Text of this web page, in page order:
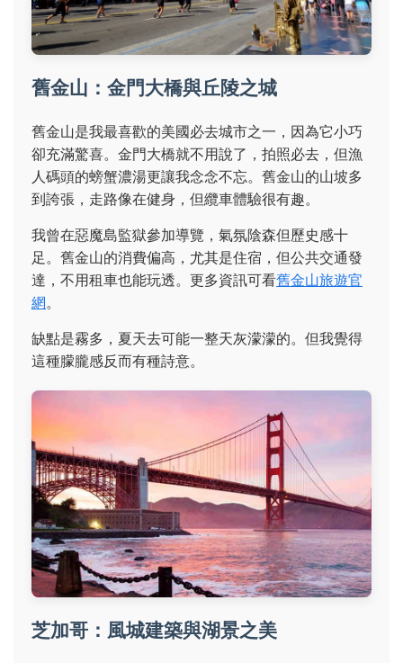
舊金山：金門大橋與丘陵之城
舊金山是我最喜歡的美國必去城市之一，因為它小巧
卻充滿驚喜。金門大橋就不用說了，拍照必去，但漁
人碼頭的螃蟹濃湯更讓我念念不忘。舊金山的山坡多
到誇張，走路像在健身，但纜車體驗很有趣。
我曾在惡魔島監獄參加導覽，氣氛陰森但歷史感十
足。舊金山的消費偏高，尤其是住宿，但公共交通發
達，不用租車也能玩透。更多資訊可看舊金山旅遊官
網。
缺點是霧多，夏天去可能一整天灰濛濛的。但我覺得
這種朦朧感反而有種詩意。
芝加哥：風城建築與湖景之美